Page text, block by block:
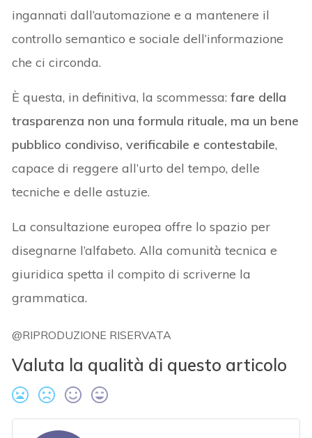
ingannati dall’automazione e a mantenere il
controllo semantico e sociale dell’informazione
che ci circonda.
È questa, in definitiva, la scommessa:fare della
trasparenza non una formula rituale, ma un bene
pubblico condiviso, verificabile e contestabile,
capace di reggere all’urto del tempo, delle
tecniche e delle astuzie.
La consultazione europea offre lo spazio per
disegnarne l’alfabeto. Alla comunità tecnica e
giuridica spetta il compito di scriverne la
grammatica.
@RIPRODUZIONE RISERVATA
Valuta la qualità di questo articolo